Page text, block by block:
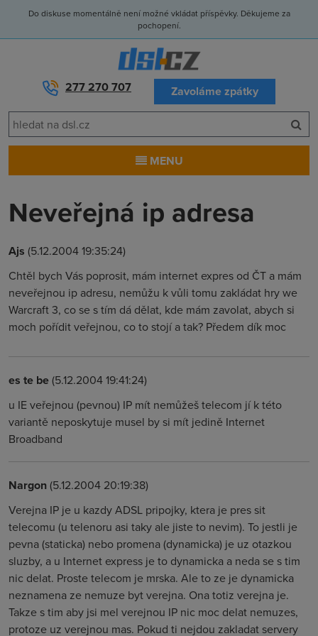
Do diskuse momentálně není možné vkládat příspěvky. Děkujeme za
pochopení.
277 270 707 Zavoláme zpátky
MENU
Neveřejná ip adresa
Ajs (5.12.2004 19:35:24)
Chtěl bych Vás poprosit, mám internet expres od ČT a mám
neveřejnou ip adresu, nemůžu k vůli tomu zakládat hry we
Warcraft 3, co se s tím dá dělat, kde mám zavolat, abych si
moch pořídit veřejnou, co to stojí a tak? Předem dík moc
es te be(5.12.2004 19:41:24)
u IE veřejnou (pevnou) IP mít nemůžeš telecom jí k této
variantě neposkytuje musel by si mít jedině Internet
Broadband
Nargon(5.12.2004 20:19:38)
Verejna IP je u kazdy ADSL pripojky, ktera je pres sit
telecomu (u telenoru asi taky ale jiste to nevim). To jestli je
pevna (staticka) nebo promena (dynamicka) je uz otazkou
sluzby, a u Internet express je to dynamicka a neda se s tim
nic delat. Proste telecom je mrska. Ale to ze je dynamicka
neznamena ze nemuze byt verejna. Ona totiz verejna je.
Takze s tim aby jsi mel verejnou IP nic moc delat nemuzes,
protoze uz verejnou mas. Pokud ti nejdou zakladat servery